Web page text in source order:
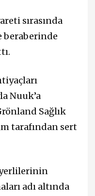
sırasında
beraberinde
Nuuk’a
Sağlık
tarafından sert
adı altında